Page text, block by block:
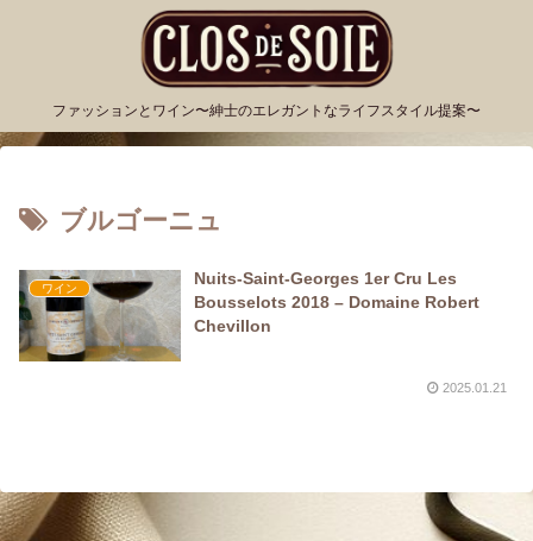
ファッションとワイン〜紳士のエレガントなライフスタイル提案〜
ブルゴーニュ
ワイン
Nuits-Saint-Georges 1er Cru Les
Bousselots 2018 – Domaine Robert
Chevillon
2025.01.21